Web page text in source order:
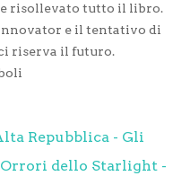
risollevato tutto il libro.
e il tentativo di
riserva il futuro.
Repubblica - Gli
dello Starlight -